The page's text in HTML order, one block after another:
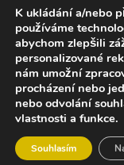
2025 Eterle
K ukládání a/nebo
používáme
abychom zlepšili
personalizované
nám umožní
procházení nebo
nebo odvolání
vlastnosti a funkce.
Souhlasím